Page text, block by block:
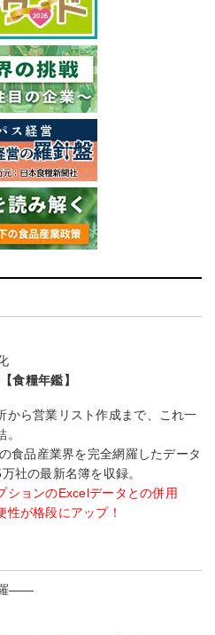
食糧年鑑】
から営業リスト作成まで、これ一
食品産業界を完全網羅したデータ
社の最新名簿を収録。
ションのExcelデータとの併用
性が格段にアップ！
羅――